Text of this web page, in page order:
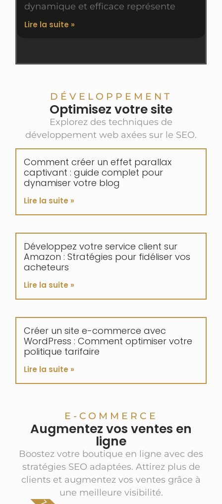
dynamique et efficace représente
Lire la suite »
DÉVELOPPEMENT
Optimisez votre site
Explorez des techniques de
développement web axées sur le SEO.
Comment créer un effet parallax
captivant : guide complet pour
dynamiser votre blog
Lire la suite »
Développez votre service client sur
Amazon : Stratégies pour fidéliser vos
acheteurs
Lire la suite »
Créer un site e-commerce avec
WordPress : Comment optimiser votre
politique tarifaire
Lire la suite »
E-COMMERCE
Augmentez vos ventes en
ligne
Boostez votre boutique en ligne avec des
stratégies SEO adaptées. Attirez plus de
clients et augmentez vos ventes grâce à
une meilleure visibilité.